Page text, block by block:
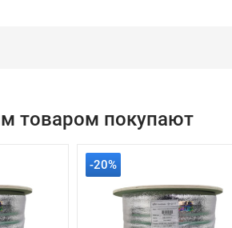
товаром покупают
-20%